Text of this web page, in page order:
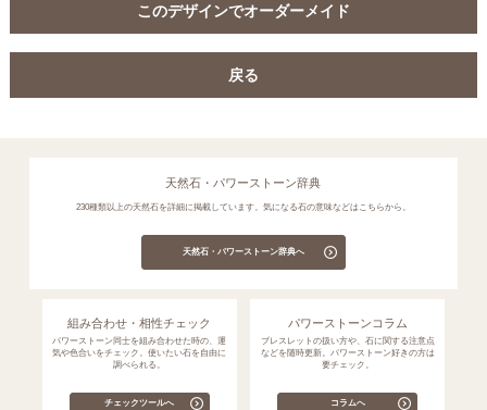
このデザインでオーダーメイド
戻る
天然石・パワーストーン辞典
230種類以上の天然石を詳細に掲載しています。気になる石の意味などはこちらから。
天然石・パワーストーン辞典へ
組み合わせ・相性チェック
パワーストーン同士を組み合わせた時の、運
気や色合いをチェック。使いたい石を自由に
調べられる。
チェックツールへ
パワーストーンコラム
ブレスレットの扱い方や、石に関する注意点
などを随時更新。パワーストーン好きの方は
要チェック。
コラムへ